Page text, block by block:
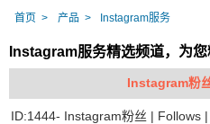
首页 产品 Instagram服务
Instagram服务精选频道，为
Instagram粉
ID:1444- Instagram粉丝 | Follows